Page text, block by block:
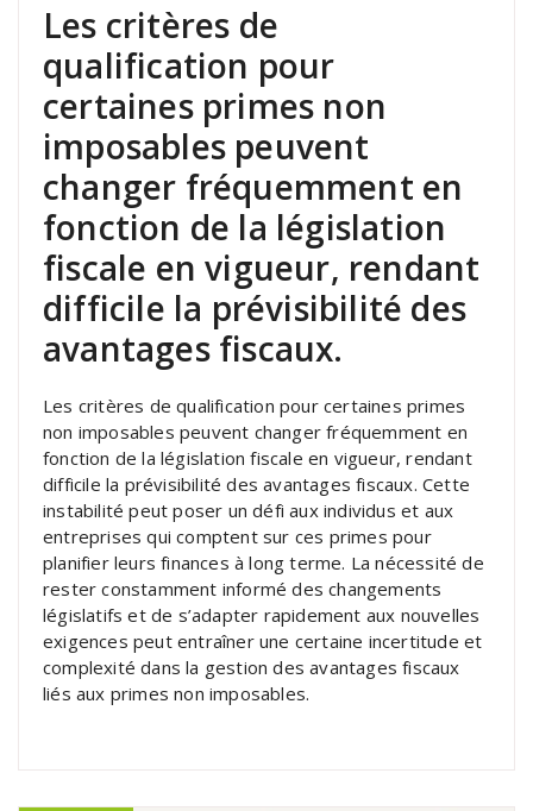
Les critères de
qualification pour
certaines primes non
imposables peuvent
changer fréquemment en
fonction de la législation
fiscale en vigueur, rendant
difficile la prévisibilité des
avantages fiscaux.
Les critères de qualification pour certaines primes
non imposables peuvent changer fréquemment en
fonction de la législation fiscale en vigueur, rendant
difficile la prévisibilité des avantages fiscaux. Cette
instabilité peut poser un défi aux individus et aux
entreprises qui comptent sur ces primes pour
planifier leurs finances à long terme. La nécessité de
rester constamment informé des changements
législatifs et de s’adapter rapidement aux nouvelles
exigences peut entraîner une certaine incertitude et
complexité dans la gestion des avantages fiscaux
liés aux primes non imposables.